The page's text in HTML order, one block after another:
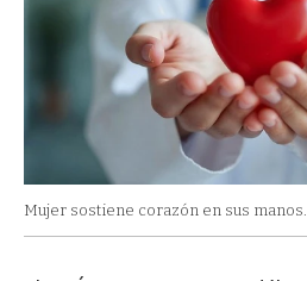
Mujer sostiene corazón en sus manos.